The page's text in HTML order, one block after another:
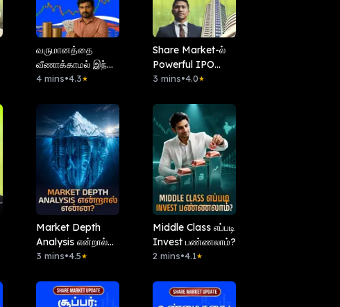
வருமானத்தை
வீணாக்காமல் இந்த
3 Stock-ஐ
4 mins•4.3★
Share Market-ல்
Powerful IPO
கண்டுபிடிப்பது
3 mins•4.0★
Market Depth
Analysis என்றால்
என்ன?
3 mins•4.5★
Middle Class எப்படி
Invest பண்ணலாம்?
2 mins•4.1★